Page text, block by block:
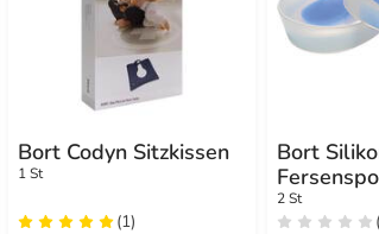
Bort Codyn Sitzkissen
1 St
(1)
Bort
large
2 St